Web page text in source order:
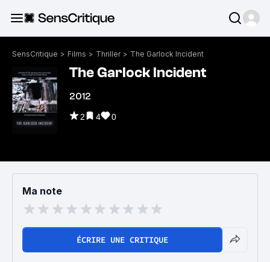
SensCritique > Films > Thriller > The Garlock Incident
The Garlock Incident
2012
2 4 0
Ma note
ÉCRIRE UNE CRITIQUE